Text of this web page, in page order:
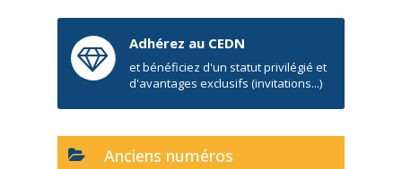
Adhérez au CEDN
et bénéficiez d'un statut privilégié et
d'avantages exclusifs (invitations...)
Anciens numéros